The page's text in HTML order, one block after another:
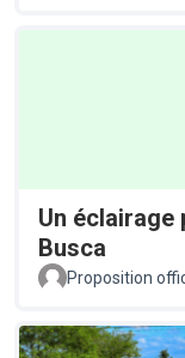
Un éclairage
Busca
Proposition